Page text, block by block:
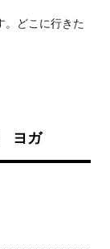
。どこに行きた
ヨガ